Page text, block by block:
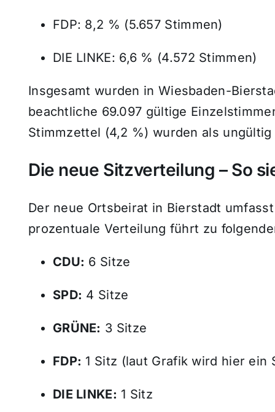
FDP: 8,2 % (5.657 Stimmen)
DIE LINKE: 6,6 % (4.572 Stimmen)
Insgesamt wurden in Wiesbaden-
beachtliche 69.097 gültige
Stimmzettel (4,2 %) wurden als
Die neue Sitzverteilung – So
Der neue Ortsbeirat in Bierstadt
prozentuale Verteilung führt zu
CDU: 6 Sitze
SPD: 4 Sitze
GRÜNE: 3 Sitze
FDP: 1 Sitz (laut Grafik wird hier ein
DIE LINKE: 1 Sitz